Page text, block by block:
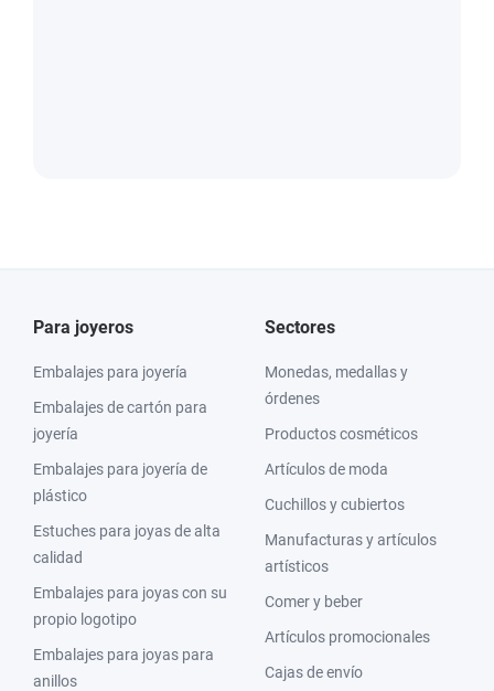
Para joyeros
Embalajes para joyería
Embalajes de cartón para
joyería
Embalajes para joyería de
plástico
Estuches para joyas de alta
calidad
Embalajes para joyas con su
propio logotipo
Embalajes para joyas para
anillos
Sectores
Monedas, medallas y
órdenes
Productos cosméticos
Artículos de moda
Cuchillos y cubiertos
Manufacturas y artículos
artísticos
Comer y beber
Artículos promocionales
Cajas de envío